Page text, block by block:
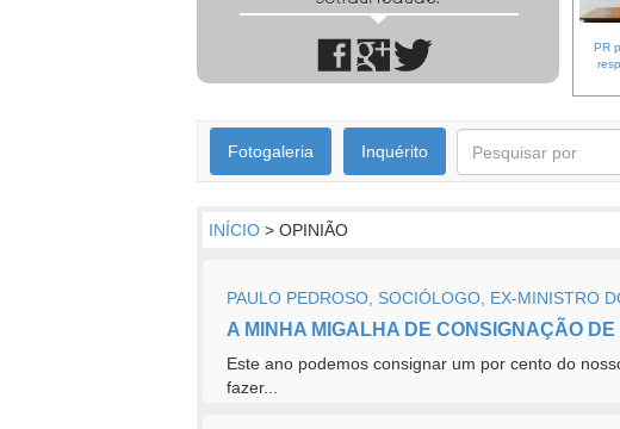
PR
Fotogaleria Inquérito
INÍCIO > OPINIÃO
PAULO PEDROSO, SOCIÓLOGO, EX-MINISTRO
A MINHA MIGALHA DE CONSIGNAÇÃO
Este ano podemos consignar um por cento do
fazer...